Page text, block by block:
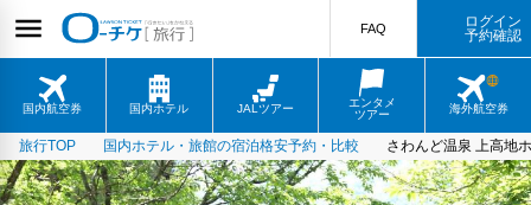
国内航空券 国内ホテル JALツアー
エンタメ
ツアー
海外航空券
FAQ
ログイン
予約確認
旅行TOP 国内ホテル・旅館の宿泊格安予約・比較 さわんど温泉 上高地